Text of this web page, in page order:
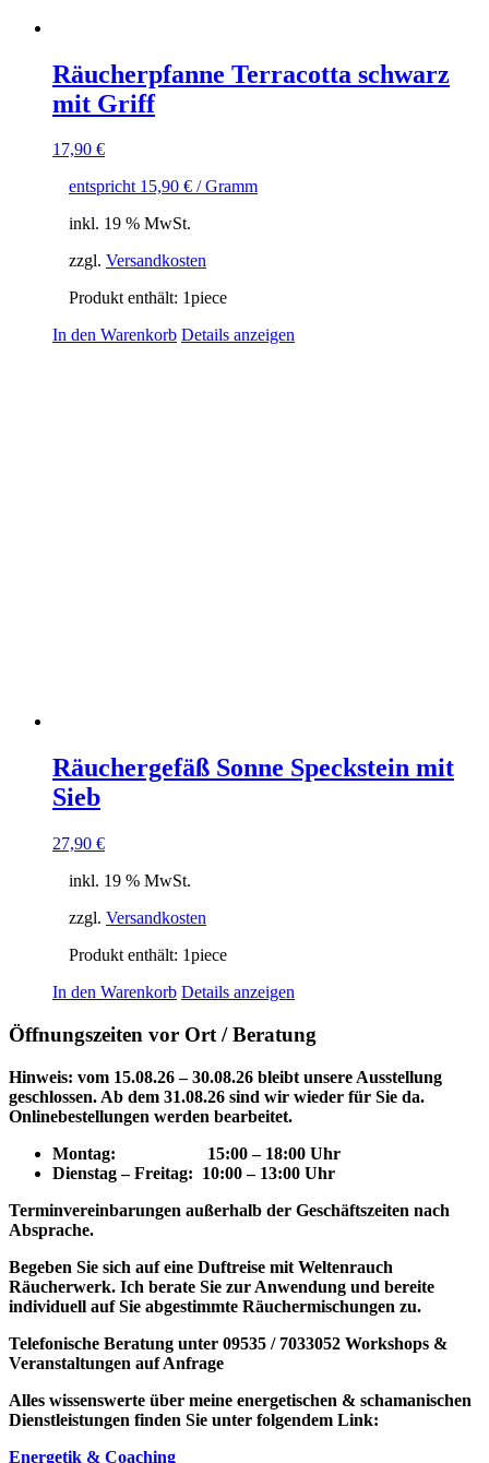
Räucherpfanne Terracotta schwarz
mit Griff
17,90 €
entspricht 15,90 € / Gramm
inkl. 19 % MwSt.
zzgl. Versandkosten
Produkt enthält: 1piece
In den Warenkorb Details anzeigen
Räuchergefäß Sonne Speckstein mit
Sieb
27,90 €
inkl. 19 % MwSt.
zzgl. Versandkosten
Produkt enthält: 1piece
In den Warenkorb Details anzeigen
Öffnungszeiten vor Ort / Beratung
Hinweis: vom 15.08.26 – 30.08.26 bleibt unsere Ausstellung
geschlossen. Ab dem 31.08.26 sind wir wieder für Sie da.
Onlinebestellungen werden bearbeitet.
Montag: 15:00 – 18:00 Uhr
Dienstag – Freitag: 10:00 – 13:00 Uhr
Terminvereinbarungen außerhalb der Geschäftszeiten nach
Absprache.
Begeben Sie sich auf eine Duftreise mit Weltenrauch
Räucherwerk. Ich berate Sie zur Anwendung und bereite
individuell auf Sie abgestimmte Räuchermischungen zu.
Telefonische Beratung unter 09535 / 7033052 Workshops &
Veranstaltungen auf Anfrage
Alles wissenswerte über meine energetischen & schamanischen
Dienstleistungen finden Sie unter folgendem Link:
Energetik & Coaching